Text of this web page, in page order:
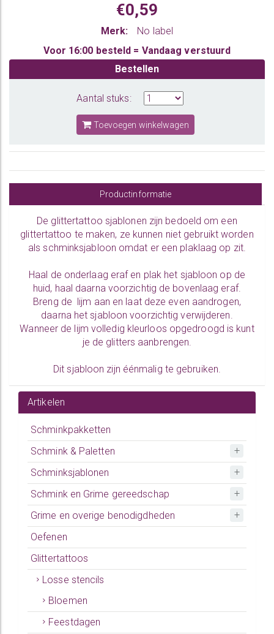
€0,59
Merk:
No label
Voor 16:00 besteld = Vandaag verstuurd
Bestellen
Aantal stuks:
Toevoegen winkelwagen
Productinformatie
De glittertattoo sjablonen zijn bedoeld om een
glittertattoo te maken, ze kunnen niet gebruikt worden
als schminksjabloon omdat er een plaklaag op zit.
Haal de onderlaag eraf en plak het sjabloon op de
huid, haal daarna voorzichtig de bovenlaag eraf.
Breng de lijm aan en laat deze even aandrogen,
daarna het sjabloon voorzichtig verwijderen.
Wanneer de lijm volledig kleurloos opgedroogd is kunt
je de glitters aanbrengen.
Dit sjabloon zijn éénmalig te gebruiken.
Artikelen
Schminkpakketten
Schmink & Paletten
Schminksjablonen
Schmink en Grime gereedschap
Grime en overige benodigdheden
Oefenen
Glittertattoos
Losse stencils
Bloemen
Feestdagen